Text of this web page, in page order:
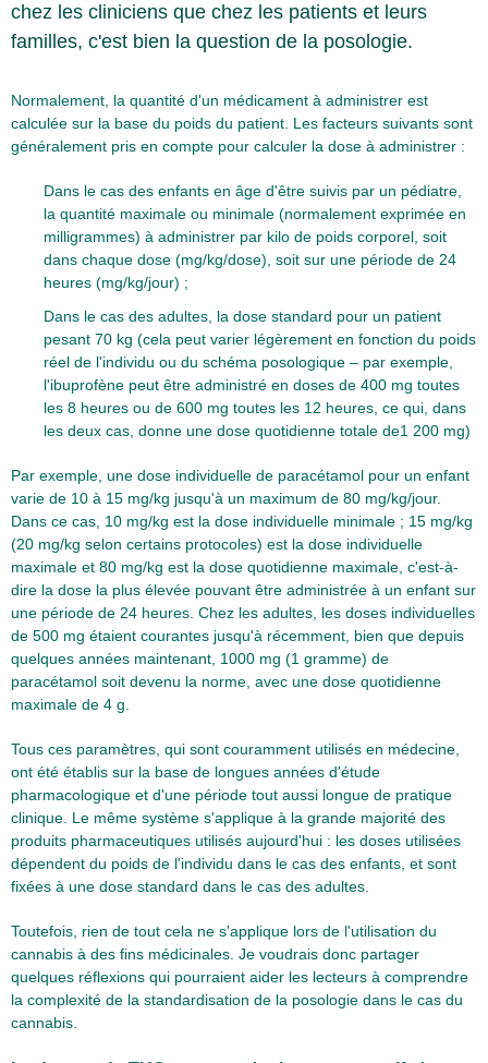
chez les cliniciens que chez les patients et leurs
familles, c'est bien la question de la posologie.
Normalement, la quantité d'un médicament à administrer est
calculée sur la base du poids du patient. Les facteurs suivants sont
généralement pris en compte pour calculer la dose à administrer :
Dans le cas des enfants en âge d'être suivis par un pédiatre,
la quantité maximale ou minimale (normalement exprimée en
milligrammes) à administrer par kilo de poids corporel, soit
dans chaque dose (mg/kg/dose), soit sur une période de 24
heures (mg/kg/jour) ;
Dans le cas des adultes, la dose standard pour un patient
pesant 70 kg (cela peut varier légèrement en fonction du poids
réel de l'individu ou du schéma posologique – par exemple,
l'ibuprofène peut être administré en doses de 400 mg toutes
les 8 heures ou de 600 mg toutes les 12 heures, ce qui, dans
les deux cas, donne une dose quotidienne totale de1 200 mg)
Par exemple, une dose individuelle de paracétamol pour un enfant
varie de 10 à 15 mg/kg jusqu'à un maximum de 80 mg/kg/jour.
Dans ce cas, 10 mg/kg est la dose individuelle minimale ; 15 mg/kg
(20 mg/kg selon certains protocoles) est la dose individuelle
maximale et 80 mg/kg est la dose quotidienne maximale, c'est-à-
dire la dose la plus élevée pouvant être administrée à un enfant sur
une période de 24 heures. Chez les adultes, les doses individuelles
de 500 mg étaient courantes jusqu'à récemment, bien que depuis
quelques années maintenant, 1000 mg (1 gramme) de
paracétamol soit devenu la norme, avec une dose quotidienne
maximale de 4 g.
Tous ces paramètres, qui sont couramment utilisés en médecine,
ont été établis sur la base de longues années d'étude
pharmacologique et d'une période tout aussi longue de pratique
clinique. Le même système s'applique à la grande majorité des
produits pharmaceutiques utilisés aujourd'hui : les doses utilisées
dépendent du poids de l'individu dans le cas des enfants, et sont
fixées à une dose standard dans le cas des adultes.
Toutefois, rien de tout cela ne s'applique lors de l'utilisation du
cannabis à des fins médicinales. Je voudrais donc partager
quelques réflexions qui pourraient aider les lecteurs à comprendre
la complexité de la standardisation de la posologie dans le cas du
cannabis.